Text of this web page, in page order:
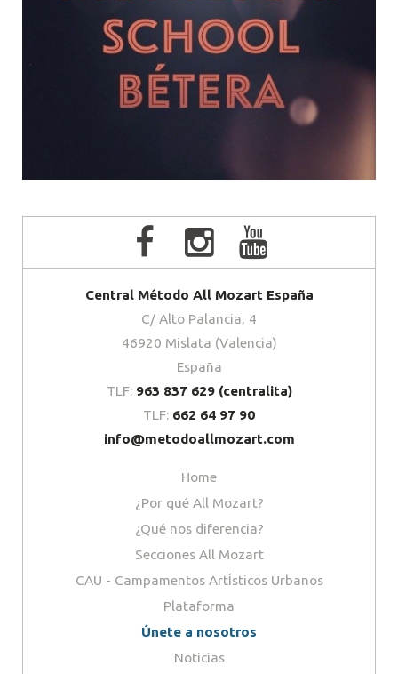
Central Método All Mozart España
C/ Alto Palancia, 4
46920 Mislata (Valencia)
España
TLF: 963 837 629 (centralita)
TLF: 662 64 97 90
info@metodoallmozart.com
Home
¿Por qué All Mozart?
¿Qué nos diferencia?
Secciones All Mozart
CAU - Campamentos ArtÍsticos Urbanos
Plataforma
Únete a nosotros
Noticias